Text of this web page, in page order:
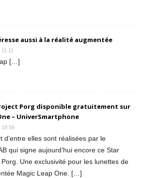
aussi à la réalité augmentée
[…]
Porg disponible gratuitement sur
– UniverSmartphone
18:56
elles sont réalisées par le
qui signe aujourd’hui encore ce Star
Une exclusivité pour les lunettes de
Magic Leap One. […]